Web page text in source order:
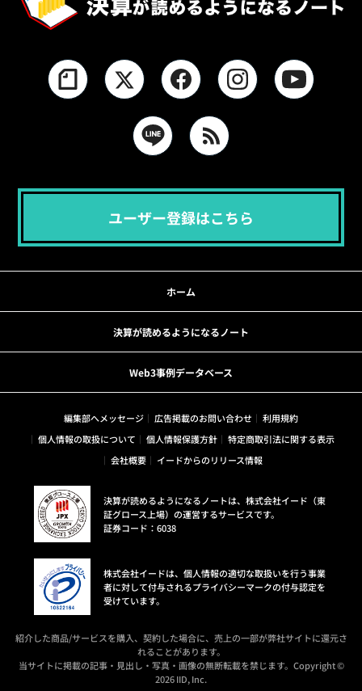
ユーザー登録はこちら
ホーム
決算が読めるようになるノート
Web3事例データベース
編集部へメッセージ 広告掲載のお問い合わせ
利用規約
個人情報の取扱について
個人情報保護方針
特定商取引法に関する表示
会社概要
イードからのリリース情報
決算が読めるようになるノートは、株式会社イード（東
証グロース上場）の運営するサービスです。
証券コード：6038
株式会社イードは、個人情報の適切な取扱いを行う事業
者に対して付与されるプライバシーマークの付与認定を
受けています。
紹介した商品/サービスを購入、契約した場合に、売上の一部が弊社サイトに還元さ
れることがあります。
当サイトに掲載の記事・見出し・写真・画像の無断転載を禁じます。Copyright ©
2026 IID, Inc.